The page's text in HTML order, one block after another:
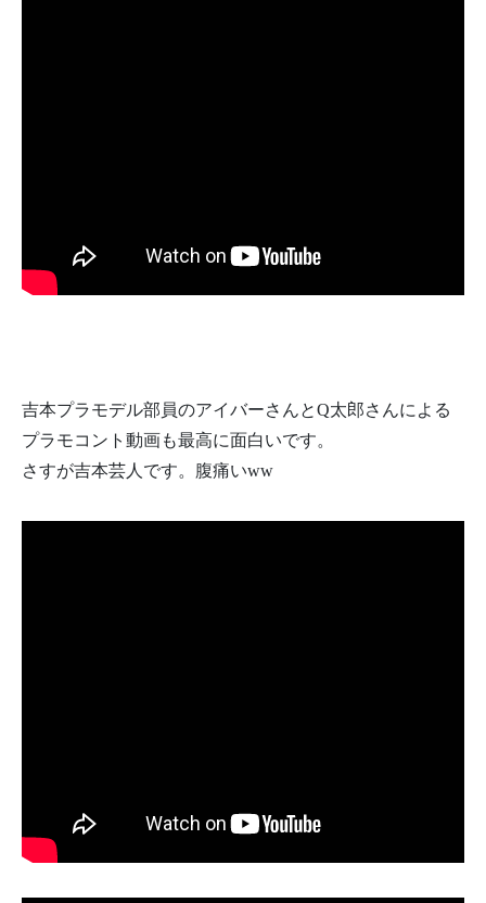
吉本プラモデル部員のアイバーさんとQ太郎さんによる
プラモコント動画も最高に面白いです。
さすが吉本芸人です。腹痛いww